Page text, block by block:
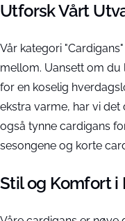
Utforsk Vårt
Vår kategori
mellom. Uansett om du
for en koselig
ekstra varme, har vi det
også tynne cardigans
sesongene og korte
Stil og Komfort i